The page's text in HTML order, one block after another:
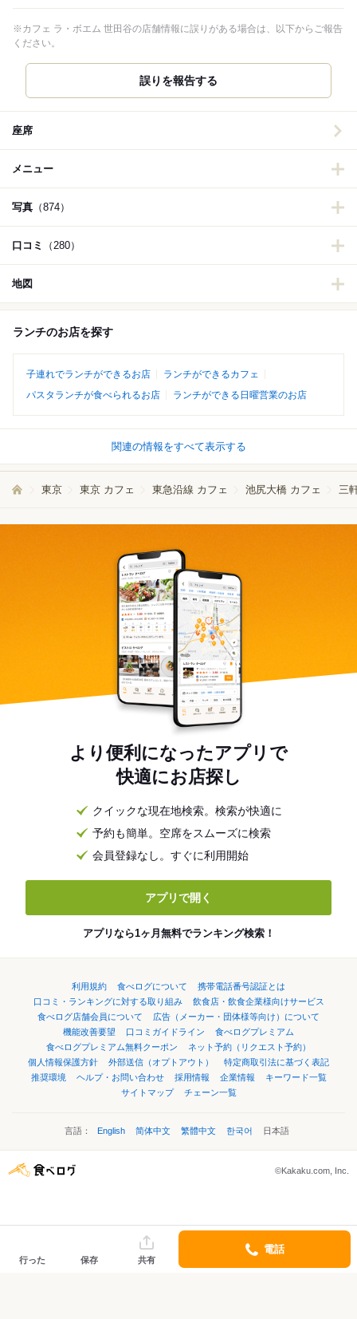
※カフェ ラ・ボエム 世田谷の店舗情報に誤りがある場合は、以下からご報告
ください。
誤りを報告する
座席
メニュー
写真 （874）
口コミ （280）
地図
ランチのお店を探す
子連れでランチができるお店
ランチができるカフェ
パスタランチが食べられるお店
ランチができる日曜営業のお店
関連の情報をすべて表示する
東京 東京 カフェ 東急沿線 カフェ 池尻大橋 カフェ 三
より便利になったアプリで
快適にお店探し
クイックな現在地検索。検索が快適に
予約も簡単。空席をスムーズに検索
会員登録なし。すぐに利用開始
アプリで開く
アプリなら1ヶ月無料でランキング検索！
利用規約 食べログについて
携帯電話番号認証とは
口コミ・ランキングに対する取り組み
飲食店・飲食企業様向けサービス
食べログ店舗会員について
広告（メーカー・団体様等向け）について
機能改善要望
口コミガイドライン
食べログプレミアム
食べログプレミアム無料クーポン
ネット予約（リクエスト予約）
個人情報保護方針
外部送信（オプトアウト）
特定商取引法に基づく表記
推奨環境
ヘルプ・お問い合わせ 採用情報 企業情報
キーワード一覧
サイトマップ
チェーン一覧
言語： English 简体中文 繁體中文 한국어 日本語
©Kakaku.com, Inc.
行った 保存 共有
電話